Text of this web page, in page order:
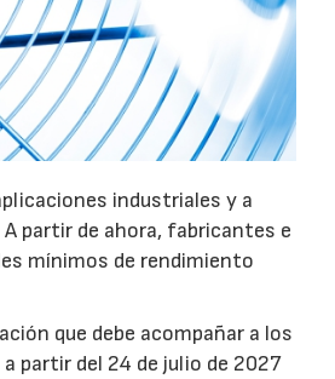
industriales y a
partir de ahora, fabricantes e
mínimos de rendimiento
que debe acompañar a los
partir del 24 de julio de 2027